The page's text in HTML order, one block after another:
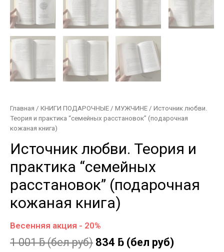
Главная / КНИГИ ПОДАРОЧНЫЕ / МУЖЧИНЕ / Источник любви.
Теория и практика “семейных расстановок” (подарочная
кожаная книга)
Источник любви. Теория и
практика “семейных
расстановок” (подарочная
кожаная книга)
Весенняя акция - 20%
1 001ƃ(бел руб) 834 ƃ (бел руб)